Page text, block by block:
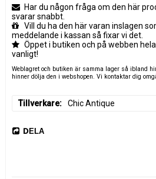
Har du någon fråga om den här
svarar snabbt.
Vill du ha den här varan inslagen
meddelande i kassan så fixar vi det.
Öppet i butiken och på webben
vanligt!
Weblagret och butiken är samma lager så ibland
hinner dölja den i webshopen. Vi kontaktar dig
Tillverkare Chic Antique
DELA